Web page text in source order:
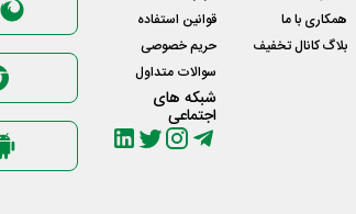
همکاری با ما
بلاگ کانال تخفیف
قوانین استفاده
حریم خصوصی
سوالات متداول
شبکه های
اجتماعی